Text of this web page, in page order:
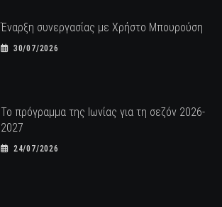
Έναρξη συνεργασίας με Χρήστο Μπουρούση
30/07/2026
Το πρόγραμμα της Ιωνίας για τη σεζόν 2026-
2027
24/07/2026